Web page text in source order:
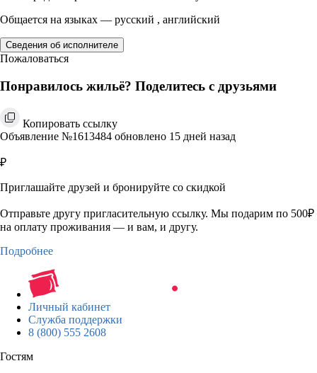
Общается на языках — русский , английский
Сведения об исполнителе
Пожаловаться
Понравилось жильё? Поделитесь с друзьями
Копировать ссылку
Объявление №1613484 обновлено 15 дней назад
₽
Приглашайте друзей и бронируйте со скидкой
Отправьте другу пригласительную ссылку. Мы подарим по 500₽
на оплату проживания — и вам, и другу.
Подробнее
Личный кабинет
Служба поддержки
8 (800) 555 2608
Гостям